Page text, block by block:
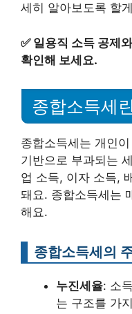
세히 알아보도록 할
✅ 일용직 소득 공제
확인해 보세요.
종합소득세
종합소득세는 개인
기반으로 부과되는
업 소득, 이자 소득,
돼요. 종합소득세는
해요.
종합소득세의
누진세율: 소
는 구조를 가